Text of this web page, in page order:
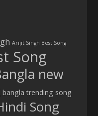
Arijit Singh Best Song
Song
new
bangla trending song
Song